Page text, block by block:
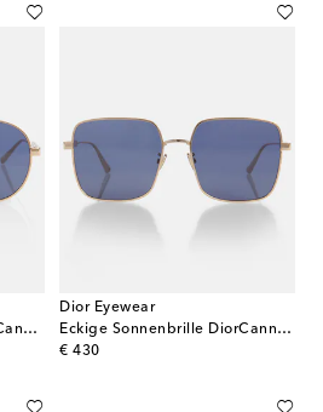
Aviator-Sonnenbrille DiorCannage A1U
Dior Eyewear
Eckige Sonnenbrille DiorCannage S1U
€ 430
original price